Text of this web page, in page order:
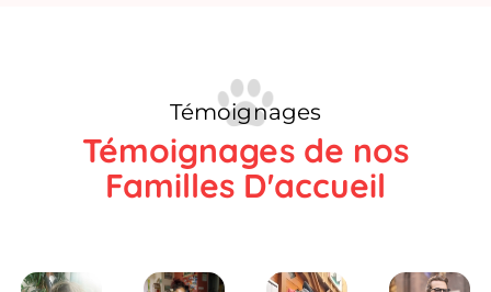
Témoignages
Témoignages de nos
Familles D'accueil